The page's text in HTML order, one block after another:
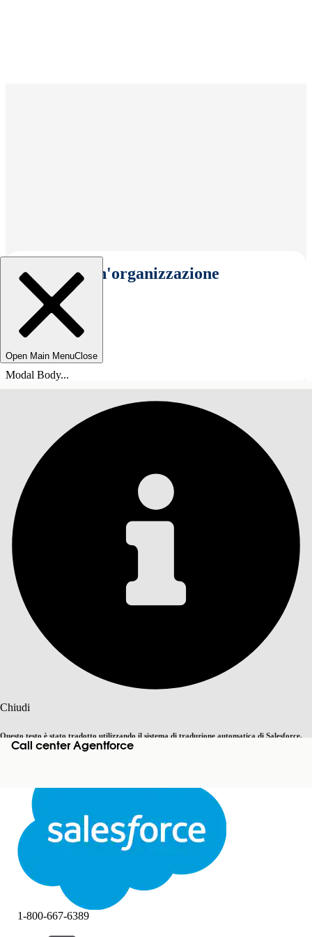
Seleziona un'organizzazione
Open Main MenuClose
Modal Body...
Chiudi
Questo testo è stato tradotto utilizzando il sistema di traduzione automatica di Salesforce.
Ulteriori dettagli sono disponibiliqui. Passa all'inglese
Chiudi Chiudi
Call center Agentforce
SOMMARIO
1-800-667-6389